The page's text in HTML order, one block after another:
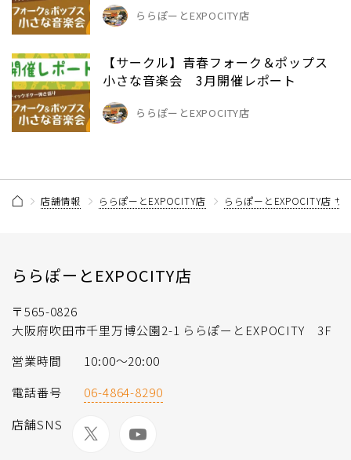
ららぽーとEXPOCITY店
【サークル】青春フォーク＆ポップス
小さな音楽会 3月開催レポート
ららぽーとEXPOCITY店
店舗情報 ららぽーとEXPOCITY店 ららぽーとEXPOCITY店 サ
ららぽーとEXPOCITY店
〒565-0826
大阪府吹田市千里万博公園2-1 ららぽーとEXPOCITY 3F
営業時間
10:00〜20:00
電話番号
06-4864-8290
店舗SNS